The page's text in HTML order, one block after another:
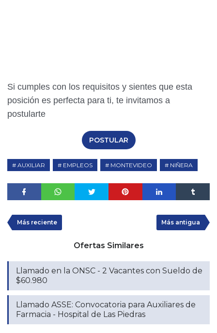
Si cumples con los requisitos y sientes que esta
posición es perfecta para ti, te invitamos a
postularte
POSTULAR
AUXILIAR EMPLEOS MONTEVIDEO NIÑERA
Más reciente Más antigua
Ofertas Similares
Llamado en la ONSC - 2 Vacantes con Sueldo de
$60.980
Llamado ASSE: Convocatoria para Auxiliares de
Farmacia - Hospital de Las Piedras